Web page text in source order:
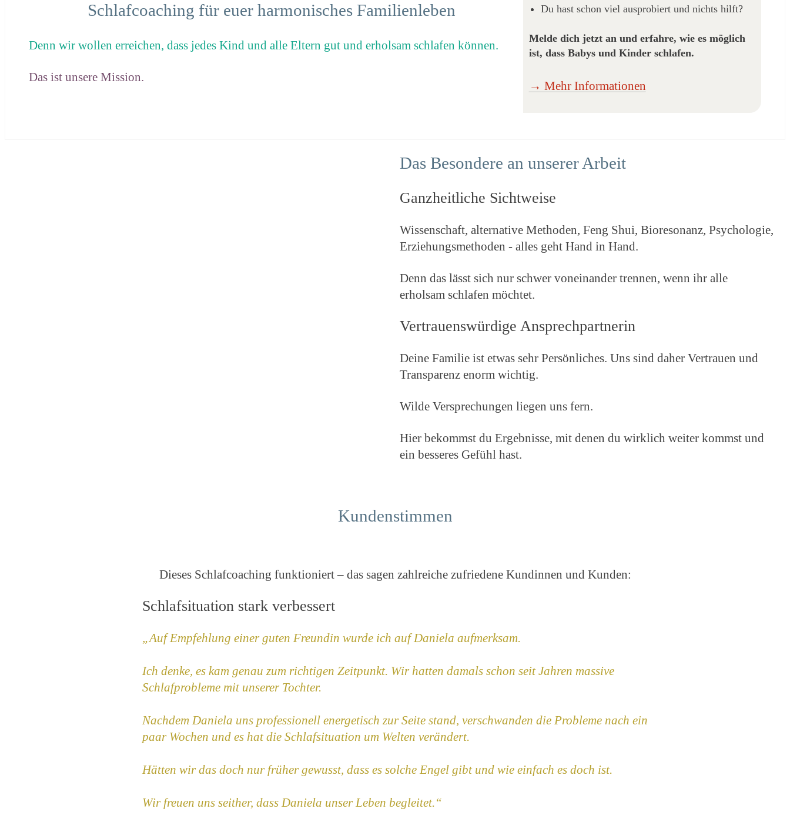
Schlafcoaching für euer harmonisches Familienleben
Denn wir wollen erreichen, dass jedes Kind und alle Eltern gut und erholsam schlafen können.
Das ist unsere Mission.
Du hast schon viel ausprobiert und nichts hilft?
Melde dich jetzt an und erfahre, wie es möglich
ist, dass Babys und Kinder schlafen.
→ Mehr Informationen
Das Besondere an unserer Arbeit
Ganzheitliche Sichtweise
Wissenschaft, alternative Methoden, Feng Shui, Bioresonanz, Psychologie,
Erziehungsmethoden - alles geht Hand in Hand.
Denn das lässt sich nur schwer voneinander trennen, wenn ihr alle
erholsam schlafen möchtet.
Vertrauenswürdige Ansprechpartnerin
Deine Familie ist etwas sehr Persönliches. Uns sind daher Vertrauen und
Transparenz enorm wichtig.
Wilde Versprechungen liegen uns fern.
Hier bekommst du Ergebnisse, mit denen du wirklich weiter kommst und
ein besseres Gefühl hast.
Kundenstimmen
Dieses Schlafcoaching funktioniert – das sagen zahlreiche zufriedene Kundinnen und Kunden:
Schlafsituation stark verbessert
„Auf Empfehlung einer guten Freundin wurde ich auf Daniela aufmerksam.
Ich denke, es kam genau zum richtigen Zeitpunkt. Wir hatten damals schon seit Jahren massive
Schlafprobleme mit unserer Tochter.
Nachdem Daniela uns professionell energetisch zur Seite stand, verschwanden die Probleme nach ein
paar Wochen und es hat die Schlafsituation um Welten verändert.
Hätten wir das doch nur früher gewusst, dass es solche Engel gibt und wie einfach es doch ist.
Wir freuen uns seither, dass Daniela unser Leben begleitet.“